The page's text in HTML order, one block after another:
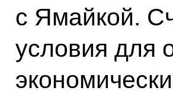
с Ямайкой.
условия для